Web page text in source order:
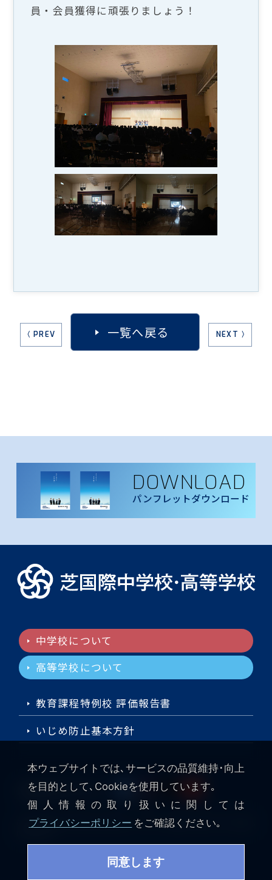
員・会員獲得に頑張りましょう！
〈 PREV 一覧へ戻る NEXT 〉
DOWNLOAD
パンフレットダウンロード
中学校について
高等学校について
教育課程特例校 評価報告書
いじめ防止基本方針
SNS公式アカウント
Copyright © Shiba Kokusai Jr. & Sr. High School All rights
本ウェブサイトでは､サービスの品質維持･向上
を目的として､Cookieを使用しています｡
個人情報の取り扱いに関しては
プライバシーポリシー をご確認ください｡
同意します